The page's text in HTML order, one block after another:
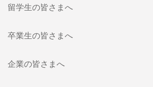
留学生の皆さまへ
卒業生の皆さまへ
企業の皆さまへ